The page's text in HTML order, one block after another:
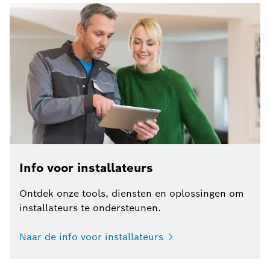
Info voor installateurs
Ontdek onze tools, diensten en oplossingen om
installateurs te ondersteunen.
Naar de info voor installateurs